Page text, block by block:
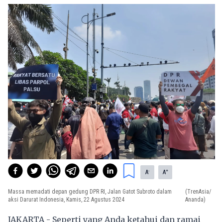
A- A+
Massa memadati depan gedung DPR RI, Jalan Gatot Subroto dalam
aksi Darurat Indonesia, Kamis, 22 Agustus 2024
(TrenAsia/
Ananda)
JAKARTA - Seperti yang Anda ketahui dan ramai